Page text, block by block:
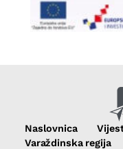
Naslovnica
Varaždinska regija